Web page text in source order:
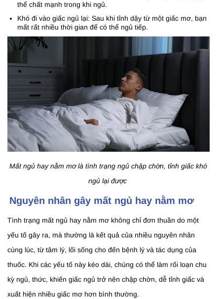
thể chất mạnh trong khi ngủ.
Khó đi vào giấc ngủ lại: Sau khi tỉnh dậy từ một giấc mơ, bạn
mất rất nhiều thời gian để có thể ngủ tiếp.
Mất ngủ hay nằm mơ là tình trạng ngủ chập chờn, tỉnh giấc khó
ngủ lại được
Nguyên nhân gây mất ngủ hay nằm mơ
Tình trạng mất ngủ hay nằm mơ không chỉ đơn thuần do một
yếu tố gây ra, mà thường là kết quả của nhiều nguyên nhân
cùng lúc, từ tâm lý, lối sống cho đến bệnh lý và tác dụng của
thuốc. Khi các yếu tố này kéo dài, chúng có thể làm rối loạn chu
kỳ ngủ, thức, khiến giấc ngủ trở nên chập chờn, dễ tỉnh giấc và
xuất hiện nhiều giấc mơ hơn bình thường.